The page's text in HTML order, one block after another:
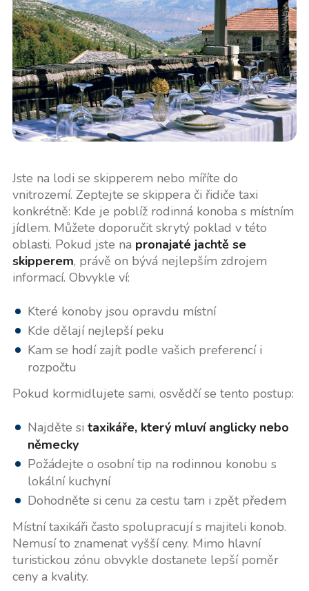
Jste na lodi se skipperem nebo míříte do
vnitrozemí. Zeptejte se skippera či řidiče taxi
konkrétně: Kde je poblíž rodinná konoba s místním
jídlem. Můžete doporučit skrytý poklad v této
oblasti. Pokud jste na pronajaté jachtě se
skipperem, právě on bývá nejlepším zdrojem
informací. Obvykle ví:
Které konoby jsou opravdu místní
Kde dělají nejlepší peku
Kam se hodí zajít podle vašich preferencí i
rozpočtu
Pokud kormidlujete sami, osvědčí se tento postup:
Najděte si taxikáře, který mluví anglicky nebo
německy
Požádejte o osobní tip na rodinnou konobu s
lokální kuchyní
Dohodněte si cenu za cestu tam i zpět předem
Místní taxikáři často spolupracují s majiteli konob.
Nemusí to znamenat vyšší ceny. Mimo hlavní
turistickou zónu obvykle dostanete lepší poměr
ceny a kvality.